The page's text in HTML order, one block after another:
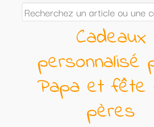
Cadeaux
personnalisé
Papa et fête
pères